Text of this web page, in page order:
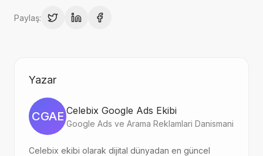
Paylaş:
Yazar
CGAE Celebix Google Ads Ekibi
Google Ads ve Arama Reklamlari Danismani
Celebix ekibi olarak dijital dünyadan en güncel